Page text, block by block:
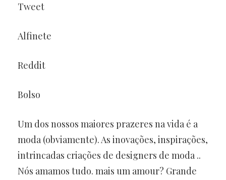
Tweet
Alfinete
Reddit
Bolso
Um dos nossos maiores prazeres na vida é a
moda (obviamente). As inovações, inspirações,
intrincadas criações de designers de moda ..
Nós amamos tudo. mais um amour? Grande